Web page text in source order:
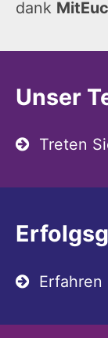
dank
Unser
Treten
Erfahren